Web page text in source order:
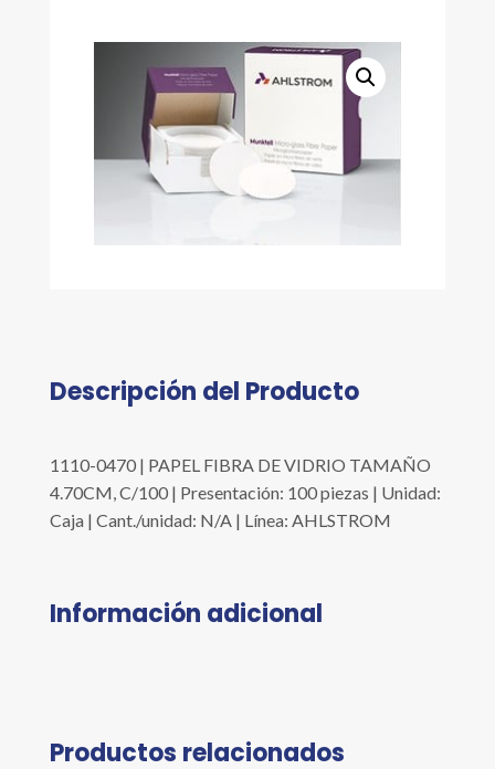
Descripción del Producto
1110-0470 | PAPEL FIBRA DE VIDRIO TAMAÑO
4.70CM, C/100 | Presentación: 100 piezas | Unidad:
Caja | Cant./unidad: N/A | Línea: AHLSTROM
Información adicional
Productos relacionados